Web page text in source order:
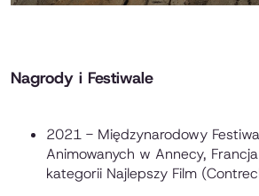
Nagrody i Festiwale
2021 - Międzynarodowy
Animowanych w Annecy,
kategorii Najlepszy Film